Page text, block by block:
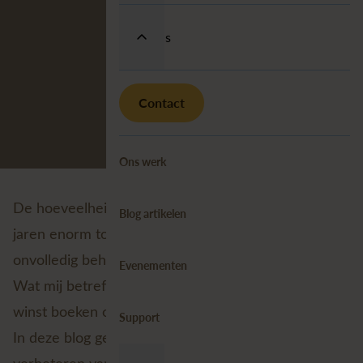
Over ons
Contact
Ons werk
Blog artikelen
Evenementen
Support
De hoeveelheid GIS-applicaties is de afgelopen
jaren enorm toegenomen. De gevolgen van
onvolledig beheer nemen daarmee ook snel toe.
Wat mij betreft kan de GIS-wereld nog enorm veel
winst boeken op gebied van lifecycle management.
In deze blog geef ik een paar tips voor het